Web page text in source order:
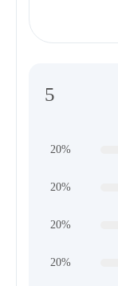
5
20%
20%
20%
20%